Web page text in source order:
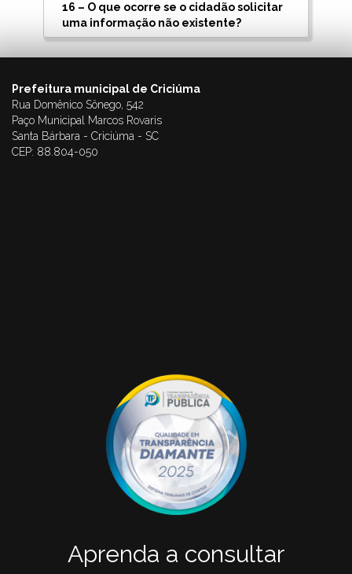
16 – O que ocorre se o cidadão solicitar
uma informação não existente?
Prefeitura municipal de Criciúma
Rua Domênico Sônego, 542
Paço Municipal Marcos Rovaris
Santa Bárbara - Criciúma - SC
CEP: 88.804-050
Aprenda a consultar